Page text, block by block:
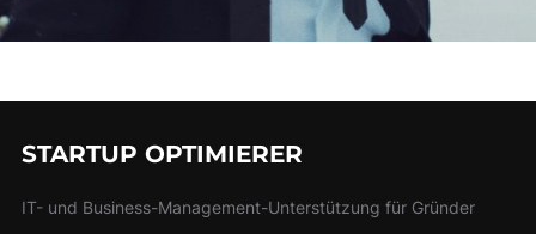
STARTUP OPTIMIERER
IT- und Business-Management-Unterstützung für Gründer